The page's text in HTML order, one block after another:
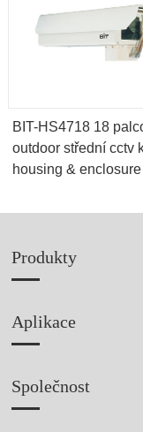
BIT-HS4718 18
outdoor střední cctv
housing & enclosure
Produkty
Aplikace
Společnost